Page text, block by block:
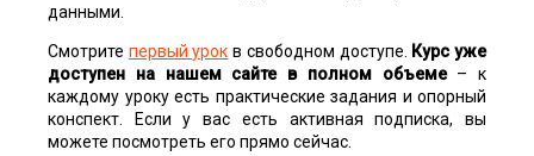
данными.
Смотрите первый урок в свободном доступе.
Курс уже
доступен на нашем сайте в полном объеме– к
каждому уроку есть практические задания и опорный
конспект. Если у вас есть активная подписка, вы
можете посмотреть его прямо сейчас.